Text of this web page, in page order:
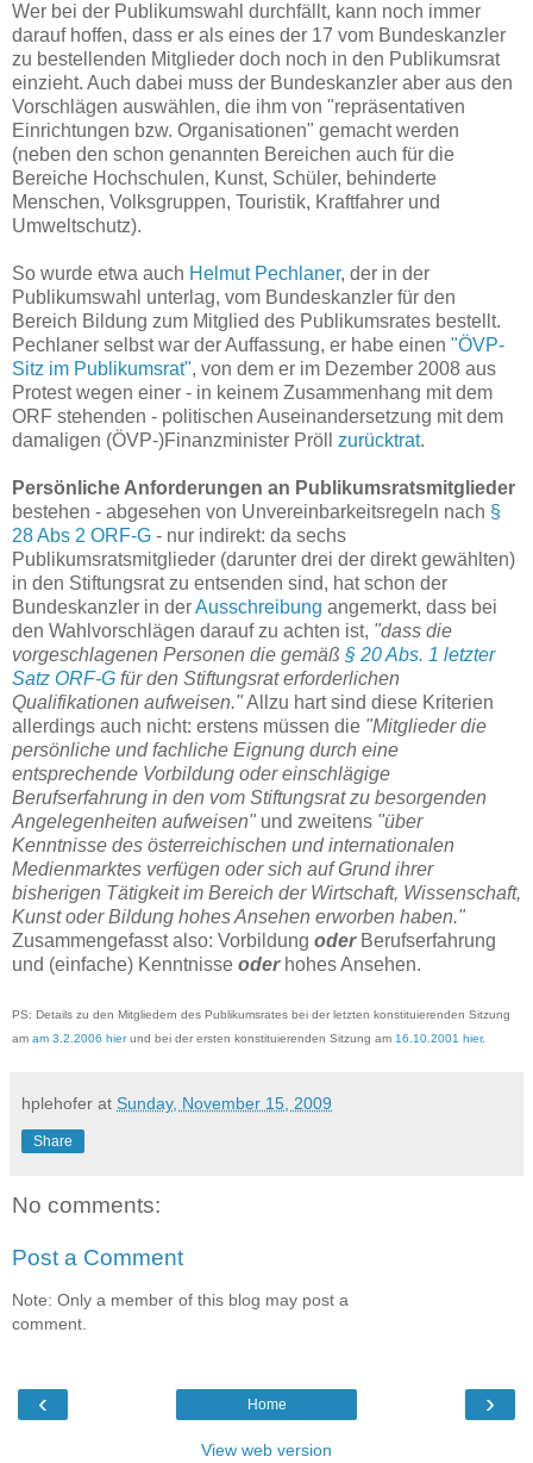
Wer bei der Publikumswahl durchfällt, kann noch immer
darauf hoffen, dass er als eines der 17 vom Bundeskanzler
zu bestellenden Mitglieder doch noch in den Publikumsrat
einzieht. Auch dabei muss der Bundeskanzler aber aus den
Vorschlägen auswählen, die ihm von "repräsentativen
Einrichtungen bzw. Organisationen" gemacht werden
(neben den schon genannten Bereichen auch für die
Bereiche Hochschulen, Kunst, Schüler, behinderte
Menschen, Volksgruppen, Touristik, Kraftfahrer und
Umweltschutz).
So wurde etwa auch Helmut Pechlaner, der in der
Publikumswahl unterlag, vom Bundeskanzler für den
Bereich Bildung zum Mitglied des Publikumsrates bestellt.
Pechlaner selbst war der Auffassung, er habe einen "ÖVP-
Sitz im Publikumsrat", von dem er im Dezember 2008 aus
Protest wegen einer - in keinem Zusammenhang mit dem
ORF stehenden - politischen Auseinandersetzung mit dem
damaligen (ÖVP-)Finanzminister Pröll zurücktrat.
Persönliche Anforderungen an Publikumsratsmitglieder
bestehen - abgesehen von Unvereinbarkeitsregeln nach §
28 Abs 2 ORF-G - nur indirekt: da sechs
Publikumsratsmitglieder (darunter drei der direkt gewählten)
in den Stiftungsrat zu entsenden sind, hat schon der
Bundeskanzler in derAusschreibung angemerkt, dass bei
den Wahlvorschlägen darauf zu achten ist, "dass die
vorgeschlagenen Personen die gemäß § 20 Abs. 1 letzter
Satz ORF-G für den Stiftungsrat erforderlichen
Qualifikationen aufweisen."Allzu hart sind diese Kriterien
allerdings auch nicht: erstens müssen die "Mitglieder die
persönliche und fachliche Eignung durch eine
entsprechende Vorbildung oder einschlägige
Berufserfahrung in den vom Stiftungsrat zu besorgenden
Angelegenheiten aufweisen" und zweitens "über
Kenntnisse des österreichischen und internationalen
Medienmarktes verfügen oder sich auf Grund ihrer
bisherigen Tätigkeit im Bereich der Wirtschaft, Wissenschaft,
Kunst oder Bildung hohes Ansehen erworben haben."
Zusammengefasst also: Vorbildung oderBerufserfahrung
und (einfache) Kenntnisse oderhohes Ansehen.
PS: Details zu den Mitgliedern des Publikumsrates bei der letzten konstituierenden Sitzung
am am 3.2.2006 hierund bei der ersten konstituierenden Sitzung am 16.10.2001 hier.
hplehofer at Sunday, November 15, 2009
Share
No comments:
Post a Comment
Note: Only a member of this blog may post a
comment.
‹ ›
Home
View web version